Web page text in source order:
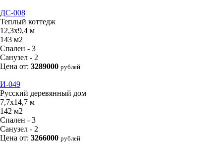
ДС-008
Теплый коттедж
12,3х9,4 м
143 м2
Спален - 3
Санузел - 2
Цена от: 3289000 рублей
И-049
Русский деревянный дом
7,7х14,7 м
142 м2
Спален - 3
Санузел - 2
Цена от: 3266000 рублей